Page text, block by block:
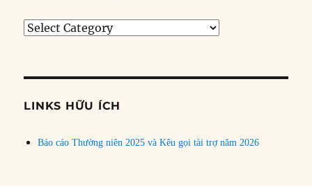
Tìm
đề
LINKS HỮU ÍCH
Báo cáo Thường niên 2025 và Kêu gọi tài trợ năm 2026